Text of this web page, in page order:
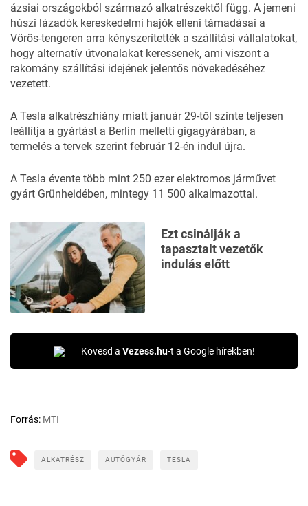
ázsiai országokból származó alkatrészektől függ. A jemeni
húszi lázadók kereskedelmi hajók elleni támadásai a
Vörös-tengeren arra kényszerítették a szállítási vállalatokat,
hogy alternatív útvonalakat keressenek, ami viszont a
rakomány szállítási idejének jelentős növekedéséhez
vezetett.
A Tesla alkatrészhiány miatt január 29-től szinte teljesen
leállítja a gyártást a Berlin melletti gigagyárában, a
termelés a tervek szerint február 12-én indul újra.
A Tesla évente több mint 250 ezer elektromos járművet
gyárt Grünheidében, mintegy 11 500 alkalmazottal.
Ezt csinálják a
tapasztalt vezetők
indulás előtt
Kövesd a Vezess.hu-t a Google hírekben!
Forrás: MTI
ALKATRÉSZ AUTÓGYÁR TESLA